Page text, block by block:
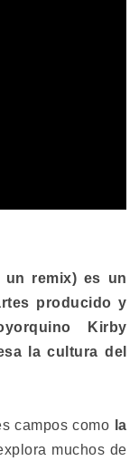
un remix) es un
producido y
Kirby
la cultura del
campos como la
muchos de